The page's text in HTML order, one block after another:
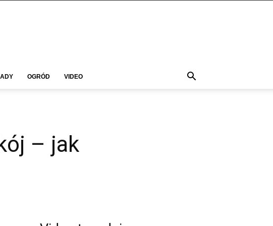
OGRÓD VIDEO
– jak